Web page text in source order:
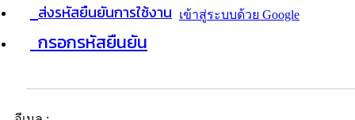
ส่งรหัสยืนยันการใช้งาน
กรอกรหัสยืนยัน
เข้าสู่ระบบด้วย Google